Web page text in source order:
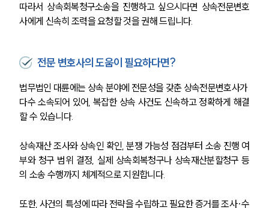
법률 블로그
법률서식
대륜법률상담예약
대륜법률상담예약
따라서 상속회복청구소송을 진행하고 싶으시다면 상속전문변호
사에게 신속히 조력을 요청할 것을 권해 드립니다.
전문 변호사의 도움이 필요하다면?
법무법인 대륜에는 상속 분야에 전문성을 갖춘 상속전문변호사가
다수 소속되어 있어, 복잡한 상속 사건도 신속하고 정확하게 해결
할 수 있습니다.
상속재산 조사와 상속인 확인, 분쟁 가능성 점검부터 소송 진행 여
부와 청구 범위 결정, 실제 상속회복청구나 상속재산분할청구 등
의 소송 수행까지 체계적으로 지원합니다.
또한, 사건의 특성에 따라 전략을 수립하고 필요한 증거를 조사·수